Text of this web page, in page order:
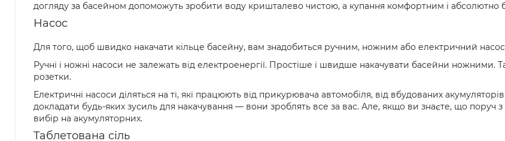
догляду за басейном допоможуть зробити воду кришталево чистою, а купання комфортним і абсолютно
Насос
Для того, щоб швидко накачати кільце басейну, вам знадобиться ручним, ножним або електричний
Ручні і ножні насоси не залежать від електроенергії. Простіше і швидше накачувати басейни ножними.
розетки.
Електричні насоси діляться на ті, які працюють від прикурювача автомобіля, від вбудованих
докладати будь-яких зусиль для накачування — вони зроблять все за вас. Але, якщо ви знаєте, що
вибір на акумуляторних.
Таблетована сіль